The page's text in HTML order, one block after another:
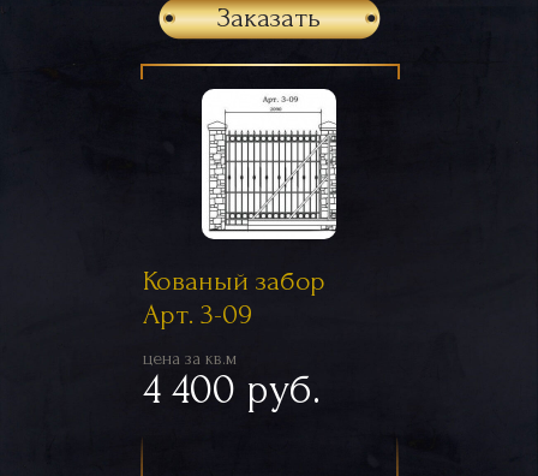
Заказать
Кованый забор
Арт. 3-09
цена за кв.м
4 400 руб.